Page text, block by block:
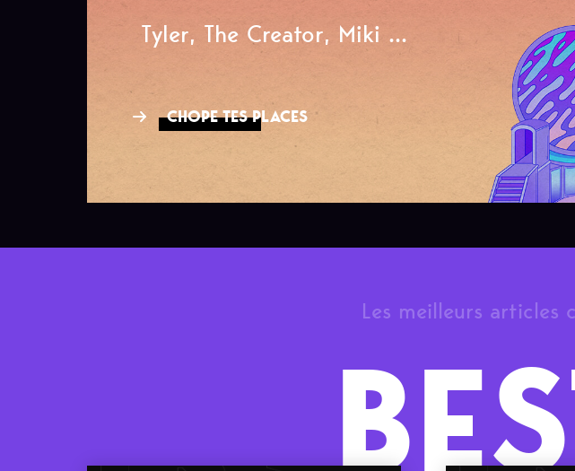
Tyler, The Creator, Miki ...
CHOPE TES PLACES
Les meilleurs articles